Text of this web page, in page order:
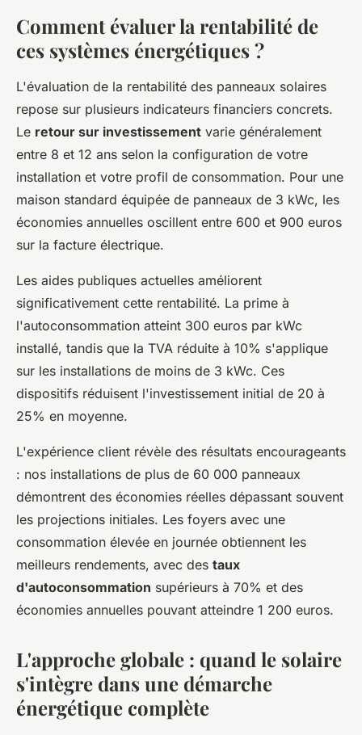
Comment évaluer la rentabilité de
ces systèmes énergétiques ?
L'évaluation de la rentabilité des panneaux solaires
repose sur plusieurs indicateurs financiers concrets.
Le retour sur investissement varie généralement
entre 8 et 12 ans selon la configuration de votre
installation et votre profil de consommation. Pour une
maison standard équipée de panneaux de 3 kWc, les
économies annuelles oscillent entre 600 et 900 euros
sur la facture électrique.
Les aides publiques actuelles améliorent
significativement cette rentabilité. La prime à
l'autoconsommation atteint 300 euros par kWc
installé, tandis que la TVA réduite à 10% s'applique
sur les installations de moins de 3 kWc. Ces
dispositifs réduisent l'investissement initial de 20 à
25% en moyenne.
L'expérience client révèle des résultats encourageants
: nos installations de plus de 60 000 panneaux
démontrent des économies réelles dépassant souvent
les projections initiales. Les foyers avec une
consommation élevée en journée obtiennent les
meilleurs rendements, avec des taux
d'autoconsommation supérieurs à 70% et des
économies annuelles pouvant atteindre 1 200 euros.
L'approche globale : quand le solaire
s'intègre dans une démarche
énergétique complète